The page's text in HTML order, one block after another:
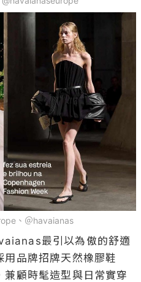
、＠havaianas
最引以為傲的舒適
用品牌招牌天然橡膠鞋
顧時髦造型與日常實穿